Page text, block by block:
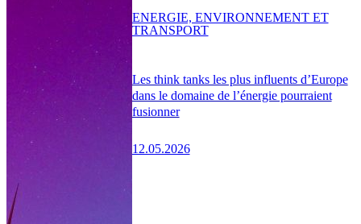
Les think tanks les plus influents d’Europe
dans le domaine de l’énergie pourraient
fusionner
12.05.2026
ENERGIE, ENVIRONNEMENT ET
TRANSPORT